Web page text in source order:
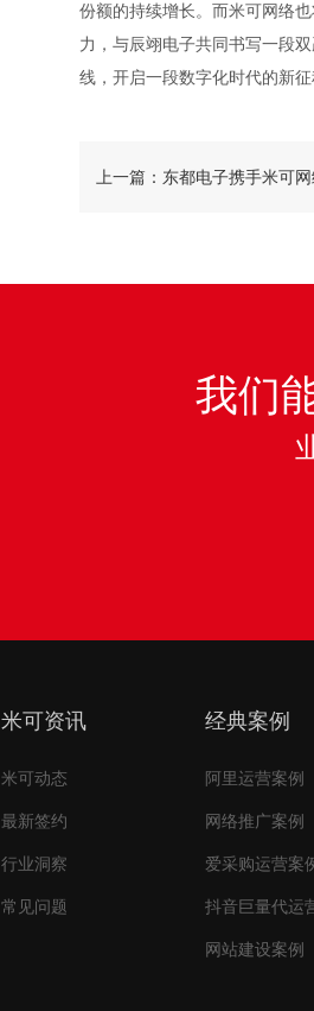
份额的持续增长。而米可网络
力，与辰翊电子共同书写一段
线，开启一段数字化时代的新
上一篇：东都电子携手米可
我们
米可资讯
米可动态
最新签约
行业洞察
常见问题
经典案例
阿里运营案例
网络推广案例
爱采购运营案
抖音巨量代运
网站建设案例